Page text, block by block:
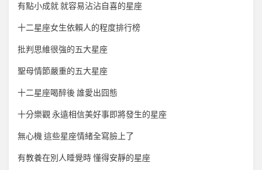
有點小成就 就容易沾沾自喜的星座
十二星座女生依賴人的程度排行榜
批判思維很強的五大星座
聖母情節嚴重的五大星座
十二星座喝醉後 誰愛出囧態
十分樂觀 永遠相信美好事即將發生的星座
無心機 這些星座情緒全寫臉上了
有教養在別人睡覺時 懂得安靜的星座